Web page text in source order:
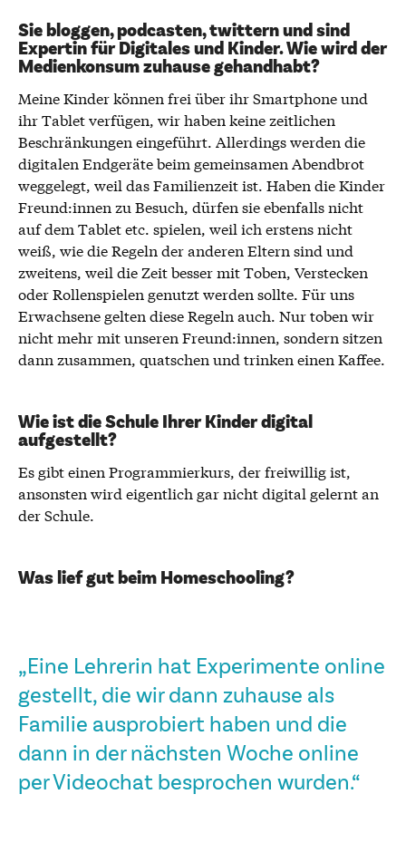
Sie bloggen, podcasten, twittern und sind
Expertin für Digitales und Kinder. Wie wird der
Medienkonsum zuhause gehandhabt?
Meine Kinder können frei über ihr Smartphone und
ihr Tablet verfügen, wir haben keine zeitlichen
Beschränkungen eingeführt. Allerdings werden die
digitalen Endgeräte beim gemeinsamen Abendbrot
weggelegt, weil das Familienzeit ist. Haben die Kinder
Freund:innen zu Besuch, dürfen sie ebenfalls nicht
auf dem Tablet etc. spielen, weil ich erstens nicht
weiß, wie die Regeln der anderen Eltern sind und
zweitens, weil die Zeit besser mit Toben, Verstecken
oder Rollenspielen genutzt werden sollte. Für uns
Erwachsene gelten diese Regeln auch. Nur toben wir
nicht mehr mit unseren Freund:innen, sondern sitzen
dann zusammen, quatschen und trinken einen Kaffee.
Wie ist die Schule Ihrer Kinder digital
aufgestellt?
Es gibt einen Programmierkurs, der freiwillig ist,
ansonsten wird eigentlich gar nicht digital gelernt an
der Schule.
Was lief gut beim Homeschooling?
„Eine Lehrerin hat Experimente online
gestellt, die wir dann zuhause als
Familie ausprobiert haben und die
dann in der nächsten Woche online
per Videochat besprochen wurden.“